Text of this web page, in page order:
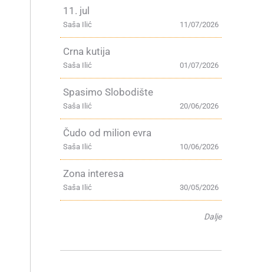
11. jul
11/07/2026
Saša Ilić
Crna kutija
01/07/2026
Saša Ilić
Spasimo Slobodište
20/06/2026
Saša Ilić
Čudo od milion evra
10/06/2026
Saša Ilić
Zona interesa
30/05/2026
Saša Ilić
Dalje